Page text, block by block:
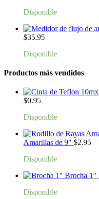
Disponible
$35.95
Disponible
Productos más vendidos
$0.95
Disponible
Amarillas de 9" $2.95
Disponible
Brocha 1"
Disponible